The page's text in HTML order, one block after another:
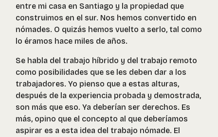
entre mi casa en Santiago y la propiedad que
construimos en el sur. Nos hemos convertido en
nómades. O quizás hemos vuelto a serlo, tal como
lo éramos hace miles de años.
Se habla del trabajo híbrido y del trabajo remoto
como posibilidades que se les deben dar a los
trabajadores. Yo pienso que a estas alturas,
después de la experiencia probada y demostrada,
son más que eso. Ya deberían ser derechos. Es
más, opino que el concepto al que deberíamos
aspirar es a esta idea del trabajo nómade. El